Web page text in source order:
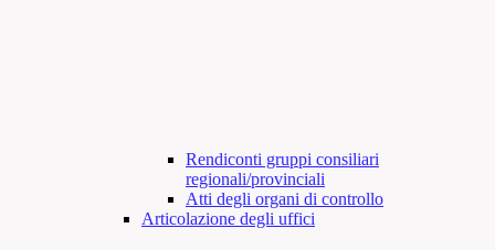
Rendiconti gruppi consiliari
regionali/provinciali
Atti degli organi di controllo
Articolazione degli uffici